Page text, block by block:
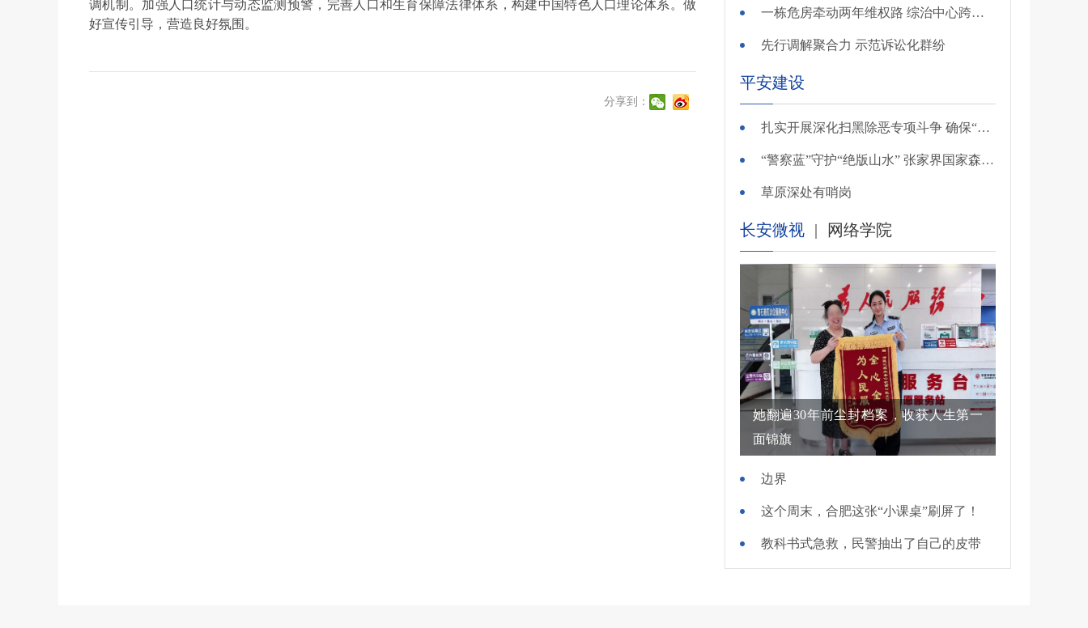
调机制。加强人口统计与动态监测预警，完善人口和生育保障法律体系，构建中国特色人口理论体系。做
好宣传引导，营造良好氛围。
分享到：
一栋危房牵动两年维权路 综治中心跨省寻鉴解民忧
先行调解聚合力 示范诉讼化群纷
平安建设
扎实开展深化扫黑除恶专项斗争 确保“全年全域平平安安、平平稳稳”——广东召开全省扫黑除恶专项斗争视频
“警察蓝”守护“绝版山水” 张家界国家森林公园景区派出所深化“生态警务”建设
草原深处有哨岗
长安微视 | 网络学院
她翻遍30年前尘封档案，收获人生第一
面锦旗
边界
这个周末，合肥这张“小课桌”刷屏了！
教科书式急救，民警抽出了自己的皮带